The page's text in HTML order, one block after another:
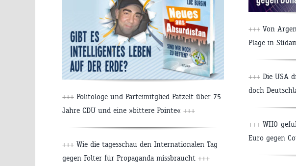
+++ Politologe und Parteimitglied Patzelt über 75
Jahre CDU und eine »bittere Pointe« +++
+++ Wie die tagesschau den Internationalen Tag
gegen Folter für Propaganda missbraucht +++
+++ Von
Plage in
+++ Die USA
doch
+++ WHO-
Euro gegen